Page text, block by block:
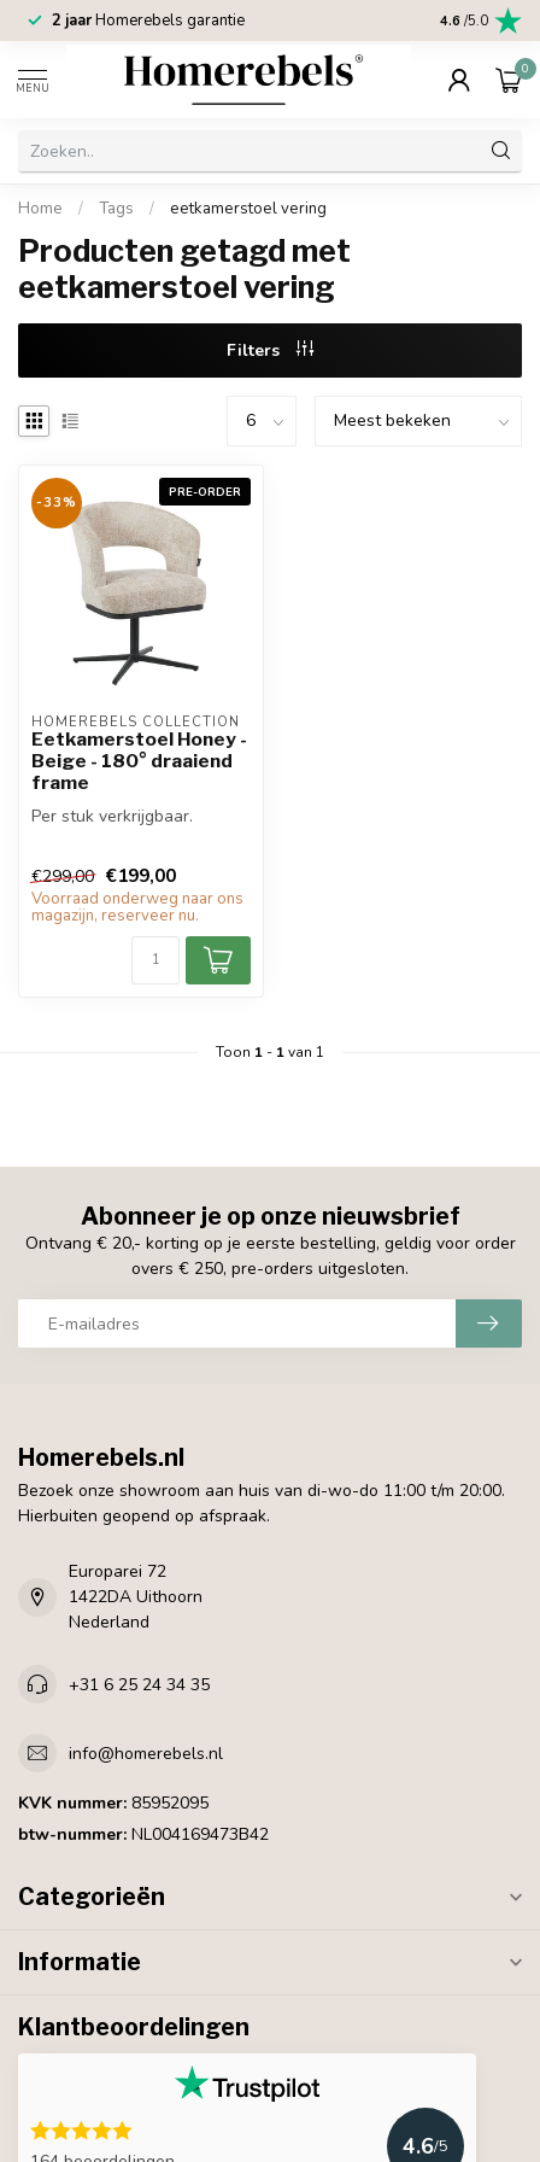
2 jaarHomerebels garantie 4.6 /5.0
MENU
0
Home / Tags / eetkamerstoel vering
Producten getagd met
eetkamerstoel vering
Filters
PRE-ORDER
-33%
HOMEREBELS COLLECTION
Eetkamerstoel Honey -
Beige - 180° draaiend
frame
Per stuk verkrijgbaar.
€299,00 €199,00
Voorraad onderweg naar ons
magazijn, reserveer nu.
Toon 1- 1van 1
Abonneer je op onze nieuwsbrief
Ontvang € 20,- korting op je eerste bestelling, geldig voor order
overs € 250, pre-orders uitgesloten.
Homerebels.nl
Bezoek onze showroom aan huis van di-wo-do 11:00 t/m 20:00.
Hierbuiten geopend op afspraak.
Europarei 72
1422DA Uithoorn
Nederland
+31 6 25 24 34 35
info@homerebels.nl
KVK nummer: 85952095
btw-nummer: NL004169473B42
Categorieën
Informatie
Klantbeoordelingen
4.6/5